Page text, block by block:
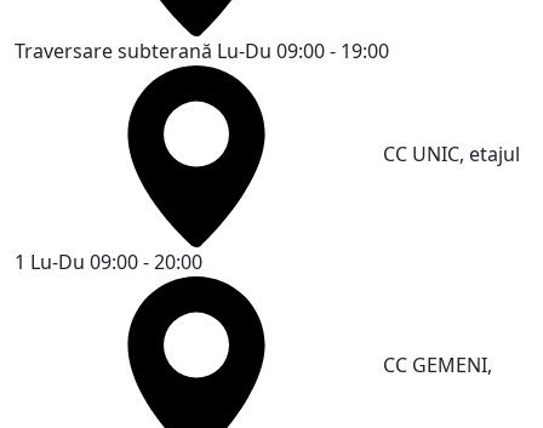
Traversare subterană Lu-Du 09:00 - 19:00
CC UNIC, etajul
1 Lu-Du 09:00 - 20:00
CC GEMENI,